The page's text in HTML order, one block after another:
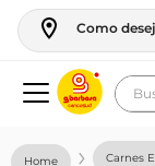
Como
Carnes